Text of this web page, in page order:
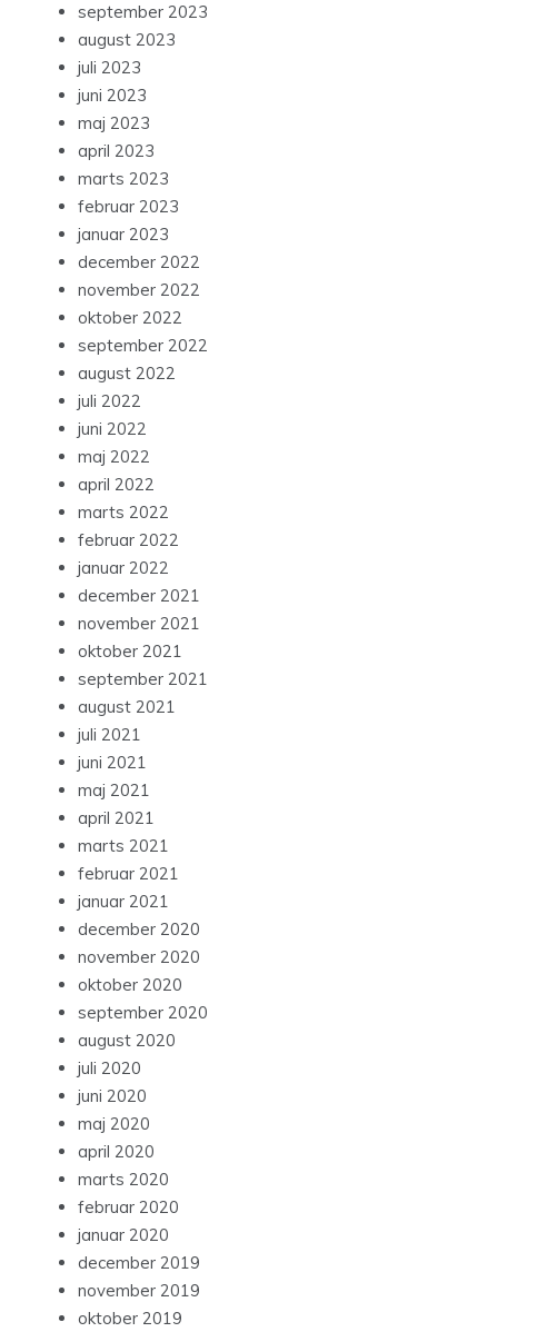
september 2023
august 2023
juli 2023
juni 2023
maj 2023
april 2023
marts 2023
februar 2023
januar 2023
december 2022
november 2022
oktober 2022
september 2022
august 2022
juli 2022
juni 2022
maj 2022
april 2022
marts 2022
februar 2022
januar 2022
december 2021
november 2021
oktober 2021
september 2021
august 2021
juli 2021
juni 2021
maj 2021
april 2021
marts 2021
februar 2021
januar 2021
december 2020
november 2020
oktober 2020
september 2020
august 2020
juli 2020
juni 2020
maj 2020
april 2020
marts 2020
februar 2020
januar 2020
december 2019
november 2019
oktober 2019